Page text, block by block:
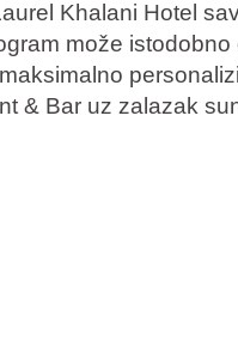
Khalani Hotel
može
& Bar uz zalazak